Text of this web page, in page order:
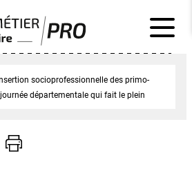
socioprofessionnelle des primo-
départementale qui fait le plein